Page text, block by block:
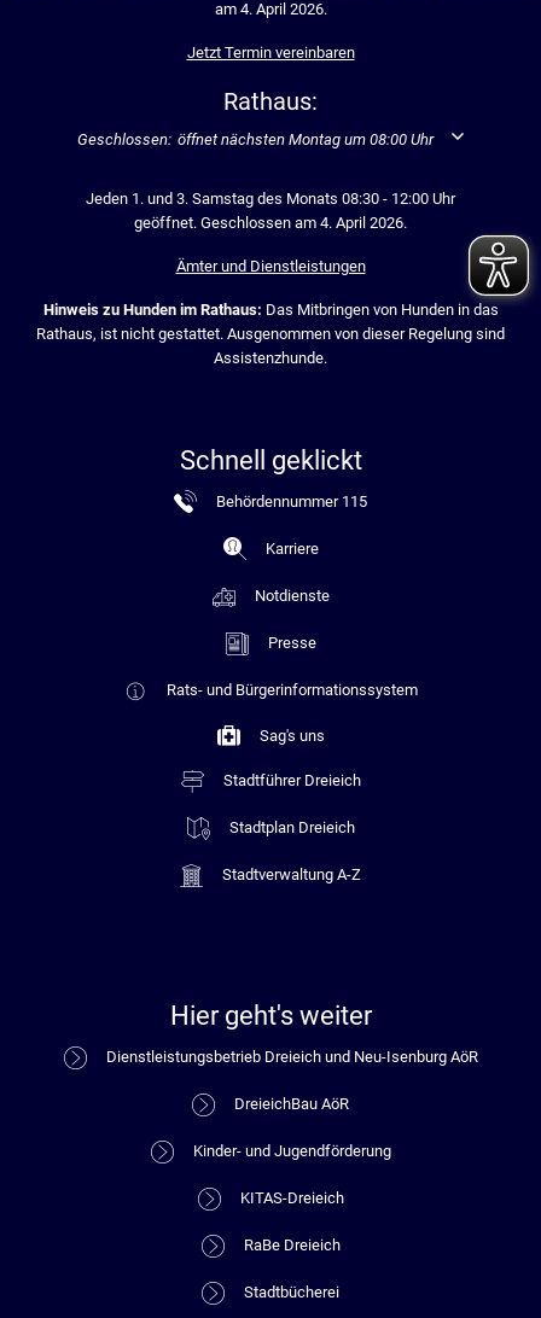
am 4. April 2026.
Jetzt Termin vereinbaren
Rathaus:
Klicken, um weitere Öffnungs- oder Schließzeiten auszublenden
Geschlossen: öffnet nächsten Montag um 08:00 Uhr
Jeden 1. und 3. Samstag des Monats 08:30 - 12:00 Uhr
geöffnet. Geschlossen am 4. April 2026.
Ämter und Dienstleistungen
Hinweis zu Hunden im Rathaus: Das Mitbringen von Hunden in das
Rathaus, ist nicht gestattet. Ausgenommen von dieser Regelung sind
Assistenzhunde.
Schnell geklickt
Behördennummer 115
Karriere
Notdienste
Presse
Rats- und Bürgerinformationssystem
Sag's uns
Stadtführer Dreieich
Stadtplan Dreieich
Stadtverwaltung A-Z
Hier geht's weiter
Dienstleistungsbetrieb Dreieich und Neu-Isenburg AöR
DreieichBau AöR
Kinder- und Jugendförderung
KITAS-Dreieich
RaBe Dreieich
Stadtbücherei